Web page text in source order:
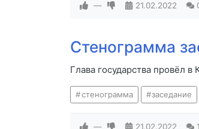
— 21.02.2022
Стенограмма
Глава государства провёл
стенограмма заседание
— 21.02.2022 1